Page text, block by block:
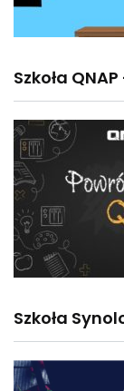
Szkoła
Szkoła